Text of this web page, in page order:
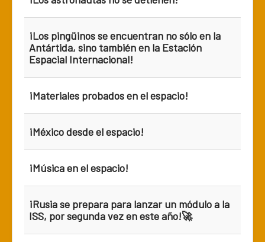
¡Los pingüinos se encuentran no sólo en la
Antártida, sino también en la Estación
Espacial Internacional!
¡Materiales probados en el espacio!
¡México desde el espacio!
¡Música en el espacio!
¡Rusia se prepara para lanzar un módulo a la
ISS, por segunda vez en este año!🚀